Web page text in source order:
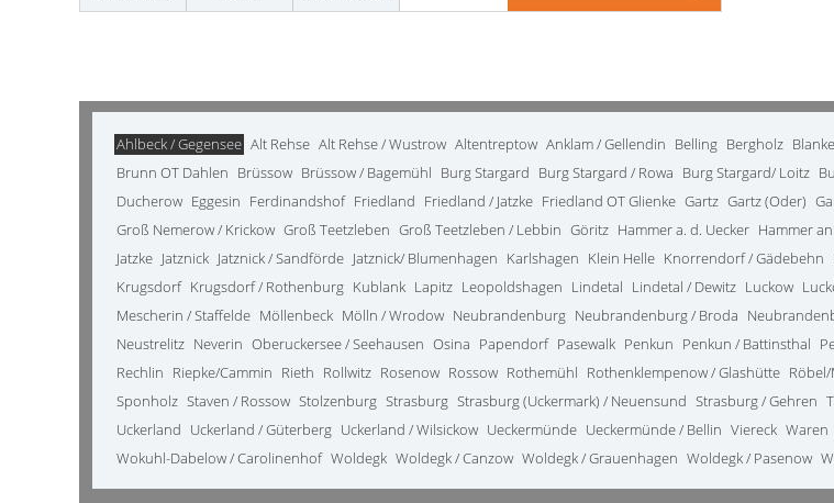
Ahlbeck / Gegensee Alt Rehse Alt Rehse / Wustrow Altentreptow Anklam / Gellendin Belling Bergholz
Brunn OT Dahlen Brüssow Brüssow / Bagemühl Burg Stargard Burg Stargard / Rowa Burg Stargard/ Loitz
Ducherow Eggesin Ferdinandshof Friedland Friedland / Jatzke Friedland OT Glienke Gartz Gartz (Oder)
Groß Nemerow / Krickow Groß Teetzleben Groß Teetzleben / Lebbin Göritz Hammer a. d. Uecker Hammer
Jatzke Jatznick Jatznick / Sandförde Jatznick/ Blumenhagen Karlshagen Klein Helle Knorrendorf / Gädebehn
Krugsdorf Krugsdorf / Rothenburg Kublank Lapitz Leopoldshagen Lindetal Lindetal / Dewitz Luckow
Mescherin / Staffelde Möllenbeck Mölln / Wrodow Neubrandenburg Neubrandenburg / Broda
Neustrelitz Neverin Oberuckersee / Seehausen Osina Papendorf Pasewalk Penkun Penkun / Battinsthal
Rechlin Riepke/Cammin Rieth Rollwitz Rosenow Rossow Rothemühl Rothenklempenow / Glashütte
Sponholz Staven / Rossow Stolzenburg Strasburg Strasburg (Uckermark) / Neuensund Strasburg / Gehren
Uckerland Uckerland / Güterberg Uckerland / Wilsickow Ueckermünde Ueckermünde / Bellin Viereck Waren
Wokuhl-Dabelow / Carolinenhof Woldegk Woldegk / Canzow Woldegk / Grauenhagen Woldegk / Pasenow